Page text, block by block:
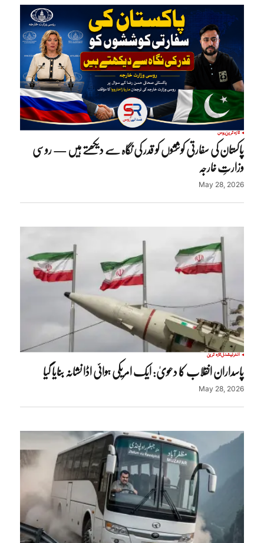
تازہ ترینروس
پاکستان کی سفارتی کوششوں کو قدر کی نگاہ سے دیکھتے ہیں — روسی
وزارتِ خارجہ
May 28, 2026
انٹرنیشنلتازہ ترین
پاسداران انقلاب کا دعویٰ: ایک امریکی ہوائی اڈا نشانہ بنایا گیا
May 28, 2026